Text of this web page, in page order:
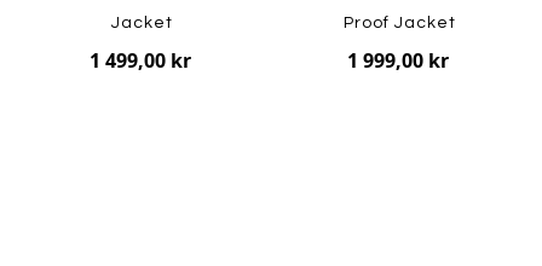
Jacket
1 499,00 kr
Proof Jacket
1 999,00 kr